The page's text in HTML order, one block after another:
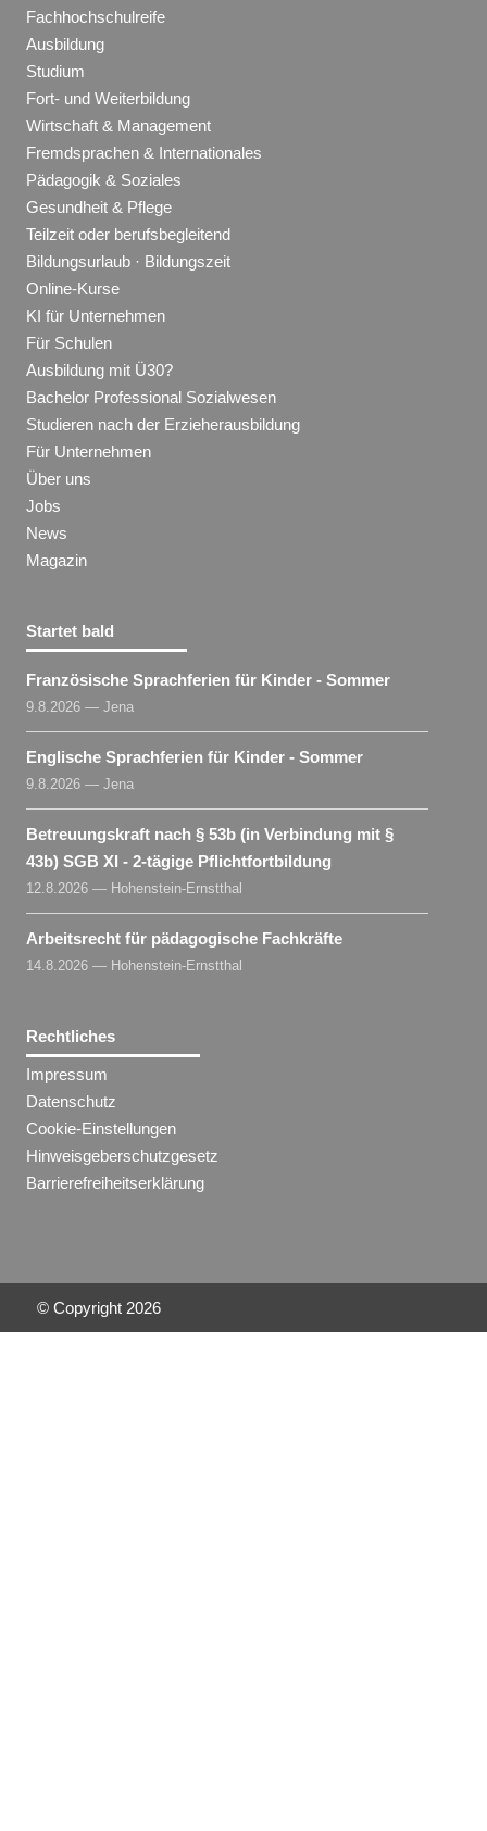
Fachhochschulreife
Ausbildung
Studium
Fort- und Weiterbildung
Wirtschaft & Management
Fremdsprachen & Internationales
Pädagogik & Soziales
Gesundheit & Pflege
Teilzeit oder berufsbegleitend
Bildungsurlaub · Bildungszeit
Online-Kurse
KI für Unternehmen
Für Schulen
Ausbildung mit Ü30?
Bachelor Professional Sozialwesen
Studieren nach der Erzieherausbildung
Für Unternehmen
Über uns
Jobs
News
Magazin
Startet bald
Französische Sprachferien für Kinder - Sommer
9.8.2026 — Jena
Englische Sprachferien für Kinder - Sommer
9.8.2026 — Jena
Betreuungskraft nach § 53b (in Verbindung mit §
43b) SGB XI - 2-tägige Pflichtfortbildung
12.8.2026 — Hohenstein-Ernstthal
Arbeitsrecht für pädagogische Fachkräfte
14.8.2026 — Hohenstein-Ernstthal
Rechtliches
Impressum
Datenschutz
Cookie-Einstellungen
Hinweisgeberschutzgesetz
Barrierefreiheitserklärung
© Copyright 2026